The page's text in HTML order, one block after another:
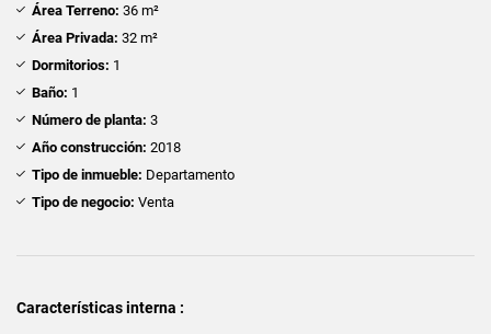
Área Terreno: 36 m²
Área Privada: 32 m²
Dormitorios: 1
Baño: 1
Número de planta: 3
Año construcción: 2018
Tipo de inmueble: Departamento
Tipo de negocio: Venta
Características interna :